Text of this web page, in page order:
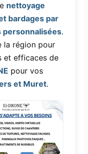
nettoyage
bardages par
personnalisées.
la région pour
et efficaces de
pour vos
et Muret.